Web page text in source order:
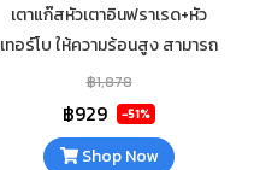
เตาแก๊สหัวเตาอินฟราเรด+หัว
เทอร์โบ ให้ความร้อนสูง สามารถ
ทำอาหารได้รวดเร็ว วัสดุตัวเตาส
แตนเลส แข็งแรง ทนทาน ไม่เป็น
สนิม ทำความสะอาดง่าย
฿1,878
฿929 -51%
Shop Now